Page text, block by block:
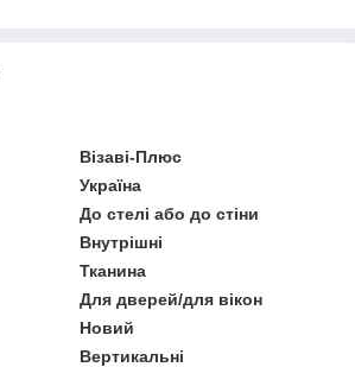
Візаві-Плюс
Україна
До стелі або до стіни
Внутрішні
Тканина
Для дверей/для вікон
Новий
Вертикальні